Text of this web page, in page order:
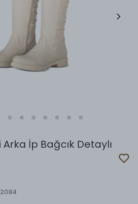
İp Bağcık Detaylı